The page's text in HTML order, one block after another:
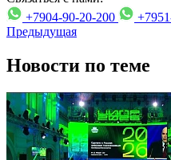
+7904-90-20-200
Предыдущая
Новости по теме